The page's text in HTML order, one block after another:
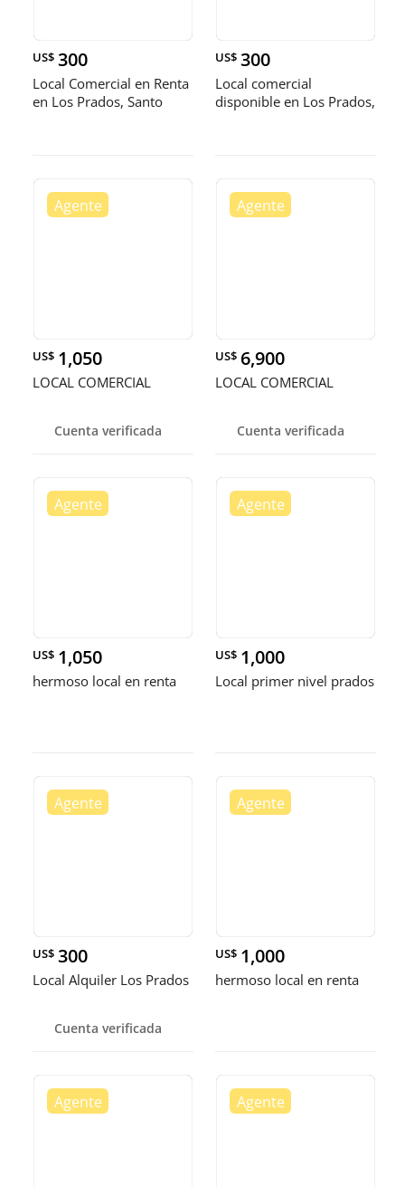
US$ 300
Local Comercial en Renta
en Los Prados, Santo
US$ 300
Local comercial
disponible en Los Prados,
US$ 1,050
LOCAL COMERCIAL
Cuenta verificada
US$ 6,900
LOCAL COMERCIAL
Cuenta verificada
US$ 1,050
hermoso local en renta
US$ 1,000
Local primer nivel prados
US$ 300
Local Alquiler Los Prados
Cuenta verificada
US$ 1,000
hermoso local en renta